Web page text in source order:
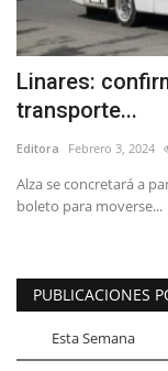
Linares:
transporte...
Editora Febrero 3, 2024
Alza se concretará a
boleto para moverse...
PUBLICACIONES
Esta Semana